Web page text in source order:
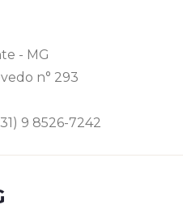
- MG
n° 293
9 8526-7242